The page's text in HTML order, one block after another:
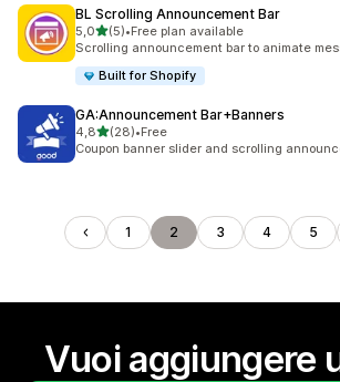
BL Scrolling Announcement Bar
5,0stelle su 5
(5)
5 recensioni totali
•Free plan available
Scrolling announcement bar to animate
Built for Shopify
GA:Announcement Bar+Banners
4,8stelle su 5
(28)
28 recensioni totali
•Free
Coupon banner slider and scrolling
1 2 3 4 5
Vuoi aggiungere